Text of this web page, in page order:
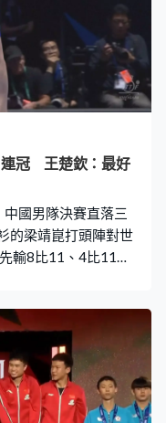
冠 王楚欽：最好
中國男隊決賽直落三
的梁靖崑打頭陣對世
輸8比11、4比11，
，局數反勝3比2，為
緊接鬥松島輝空都
交手贏5次，上月世
樣是贏家，連贏12
中國大分拉開2比